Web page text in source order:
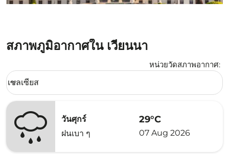
สภาพภูมิอากาศใน เวียนนา
หน่วยวัดสภาพอากาศ:
Weather unit option เซลเซียส Selected
เซลเซียส
keyboard_arrow_down
วันศุกร์
ฝนเบา ๆ
29°C
07 Aug 2026